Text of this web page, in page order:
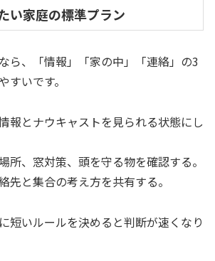
い家庭の標準プラン
ら、「情報」「家の中」「連絡」の3
すいです。
報とナウキャストを見られる状態にし
所、窓対策、頭を守る物を確認する。
先と集合の考え方を共有する。
短いルールを決めると判断が速くなり